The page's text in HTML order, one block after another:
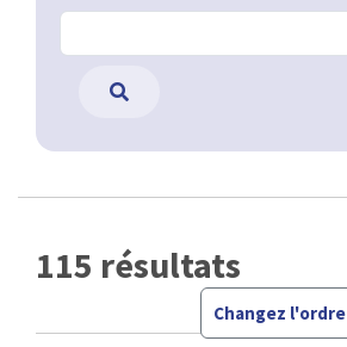
115 résultats
Changez l'ordre